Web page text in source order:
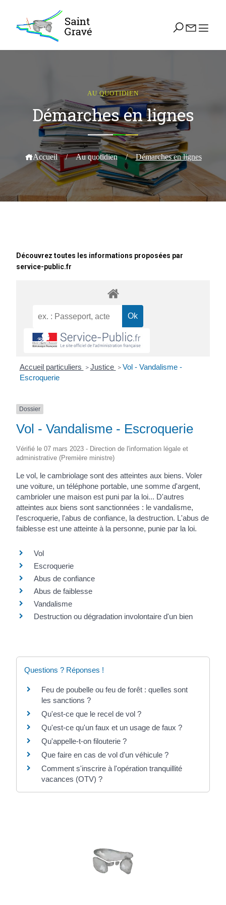
AU QUOTIDIEN
Démarches en lignes
Accueil / Au quotidien / Démarches en lignes
Découvrez toutes les informations proposées par
service-public.fr
Accueil particuliers > Justice > Vol - Vandalisme -
Escroquerie
Dossier
Vol - Vandalisme - Escroquerie
Vérifié le 07 mars 2023 - Direction de l'information légale et
administrative (Première ministre)
Le vol, le cambriolage sont des atteintes aux biens. Voler
une voiture, un téléphone portable, une somme d'argent,
cambrioler une maison est puni par la loi... D'autres
atteintes aux biens sont sanctionnées : le vandalisme,
l'escroquerie, l'abus de confiance, la destruction. L'abus de
faiblesse est une atteinte à la personne, punie par la loi.
Vol
Escroquerie
Abus de confiance
Abus de faiblesse
Vandalisme
Destruction ou dégradation involontaire d'un bien
Questions ? Réponses !
Feu de poubelle ou feu de forêt : quelles sont
les sanctions ?
Qu'est-ce que le recel de vol ?
Qu'est-ce qu'un faux et un usage de faux ?
Qu'appelle-t-on filouterie ?
Que faire en cas de vol d'un véhicule ?
Comment s'inscrire à l'opération tranquillité
vacances (OTV) ?